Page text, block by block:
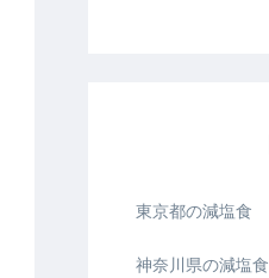
東京都の減塩食
神奈川県の減塩食